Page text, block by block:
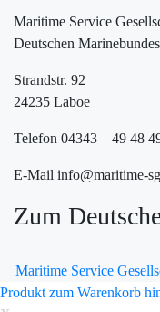
Maritime Service
Deutschen
Strandstr. 92
24235 Laboe
Telefon 04343 – 49 48
E-Mail info@maritime-
Zum
Maritime Service
Produkt zum Warenkorb